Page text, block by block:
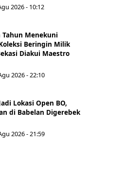
2026 - 10:12
Tahun Menekuni
Beringin Milik
Diakui Maestro
2026 - 22:10
Lokasi Open BO,
di Babelan Digerebek
2026 - 21:59